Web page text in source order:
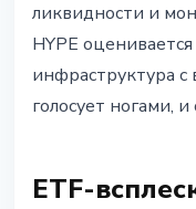
ликвидности и
HYPE
инфраструктура
голосует ногами,
ETF-